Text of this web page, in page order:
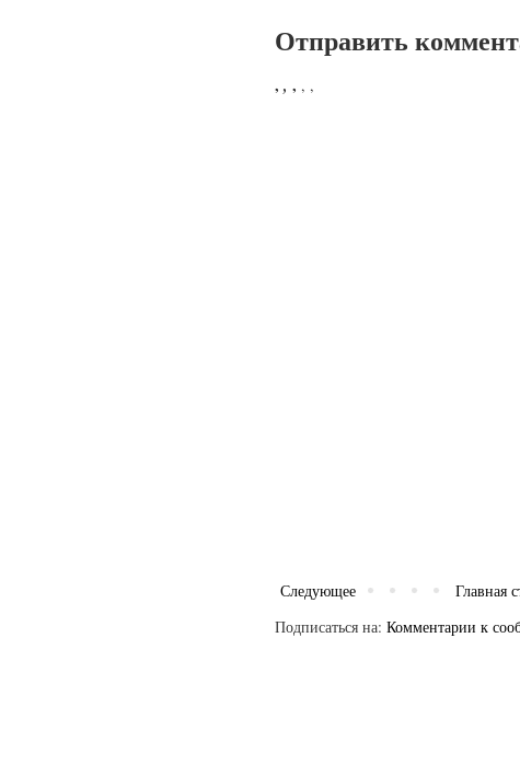
Отправить
, , , , ,
Следующее
Главная
Подписаться на: Комментарии к